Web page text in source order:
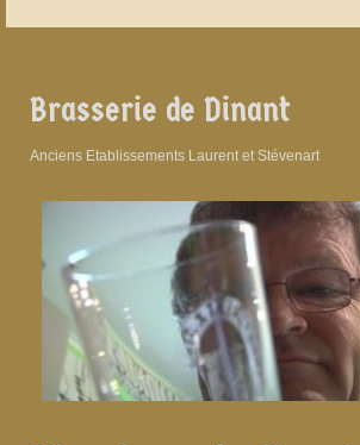
Brasserie de Dinant
Anciens Etablissements Laurent et Stévenart